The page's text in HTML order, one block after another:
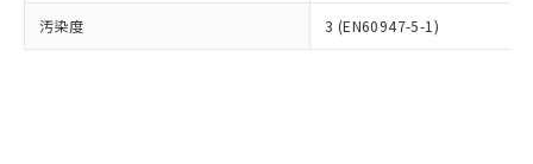
汚染度 3 (EN60947-5-1)
お客様が当ウェブサイト上で当社にご
登録された部品リストについて、当社
※3 非含有証明書ダウンロード